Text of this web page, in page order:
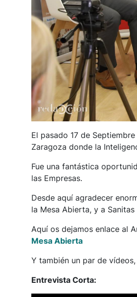
El pasado 17 de
Zaragoza donde la
Fue una fantástica
las Empresas.
Desde aquí agradecer
la Mesa Abierta, y a
Aquí os dejamos enlace al
Mesa Abierta
Y también un par de
Entrevista Corta: